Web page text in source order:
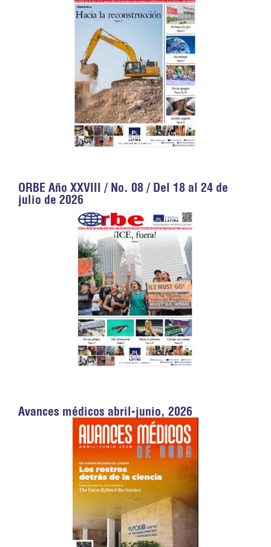
ORBE Año XXVIII / No. 08 / Del 18 al 24 de
julio de 2026
Avances médicos abril-junio, 2026